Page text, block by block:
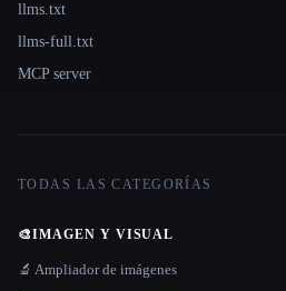
llms.txt
llms-full.txt
MCP server
TODAS LAS CATEGORÍAS
🎨IMAGEN Y VISUAL
🔬 Ampliador de imágenes